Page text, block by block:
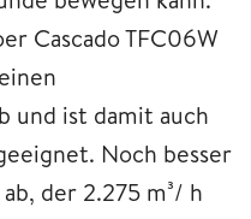
Cascado TFC06W
und ist damit auch
Noch besser
der 2.275 m³/ h